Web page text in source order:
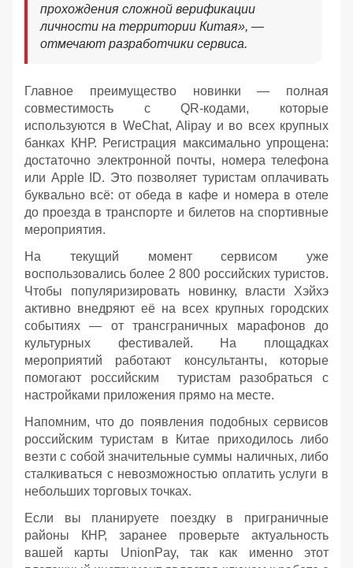
прохождения сложной верификации
личности на территории Китая», —
отмечают разработчики сервиса.
Главное преимущество новинки — полная
совместимость с QR-кодами, которые
используются в WeChat, Alipay и во всех крупных
банках КНР. Регистрация максимально упрощена:
достаточно электронной почты, номера телефона
или Apple ID. Это позволяет туристам оплачивать
буквально всё: от обеда в кафе и номера в отеле
до проезда в транспорте и билетов на спортивные
мероприятия.
На текущий момент сервисом уже
воспользовались более 2 800 российских туристов.
Чтобы популяризировать новинку, власти Хэйхэ
активно внедряют её на всех крупных городских
событиях — от трансграничных марафонов до
культурных фестивалей. На площадках
мероприятий работают консультанты, которые
помогают российским туристам разобраться с
настройками приложения прямо на месте.
Напомним, что до появления подобных сервисов
российским туристам в Китае приходилось либо
везти с собой значительные суммы наличных, либо
сталкиваться с невозможностью оплатить услуги в
небольших торговых точках.
Если вы планируете поездку в приграничные
районы КНР, заранее проверьте актуальность
вашей карты UnionPay, так как именно этот